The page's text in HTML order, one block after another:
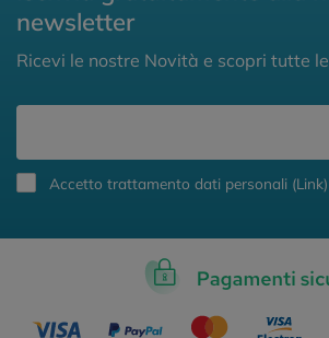
newsletter
Ricevi le nostre Novità e scopri tutte
Accetto trattamento dati personali (Link)